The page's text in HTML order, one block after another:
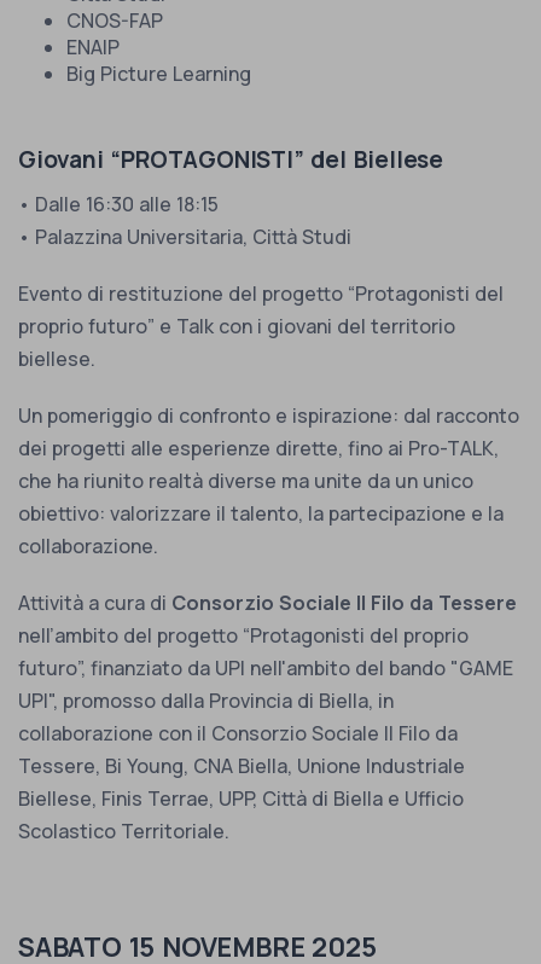
CNOS-FAP
ENAIP
Big Picture Learning
Giovani “PROTAGONISTI” del Biellese
• Dalle 16:30 alle 18:15
• Palazzina Universitaria, Città Studi
Evento di restituzione del progetto “Protagonisti del
proprio futuro” e Talk con i giovani del territorio
biellese.
Un pomeriggio di confronto e ispirazione: dal racconto
dei progetti alle esperienze dirette, fino ai Pro-TALK,
che ha riunito realtà diverse ma unite da un unico
obiettivo: valorizzare il talento, la partecipazione e la
collaborazione.
Attività a cura di Consorzio Sociale Il Filo da Tessere
nell’ambito del progetto “Protagonisti del proprio
futuro”, finanziato da UPI nell'ambito del bando "GAME
UPI", promosso dalla Provincia di Biella, in
collaborazione con il Consorzio Sociale Il Filo da
Tessere, Bi Young, CNA Biella, Unione Industriale
Biellese, Finis Terrae, UPP, Città di Biella e Ufficio
Scolastico Territoriale.
SABATO 15 NOVEMBRE 2025